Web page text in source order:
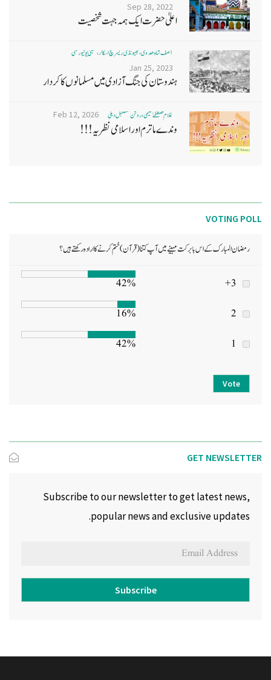
Sep 28, 2022
اعلیٰ حضرت ایک ہمہ جہت شخصیت
آصف شاہ ھدوی، بھیونڈی ریسرچ اسکالر، ممبئی یونیورسٹی
Jan 25, 2023
ہندوستان کی جنگ آزادی میں مسلمانوں کا کردار
غلام مصطفےٰ نعیمی، روشن مستقبل دہلی Feb 12, 2026
وندے ماترم اور اسلامی نظریہ!!!
VOTING POLL
رمضان المبارک کے اس بابرکت مہینے میں آپ کتنا (قرآن) ختم کرنے کا ارادہ رکھتے ہیں؟
3+
42%
2
16%
1
42%
Vote
GET NEWSLETTER
Subscribe to our newsletter to get latest news,
popular news and exclusive updates.
Subscribe